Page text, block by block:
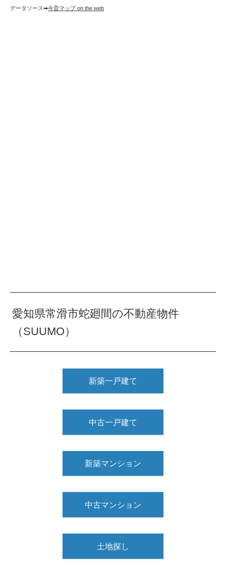
データソース➡︎今昔マップ on the web
愛知県常滑市蛇廻間の不動産物件
（SUUMO）
新築一戸建て
中古一戸建て
新築マンション
中古マンション
土地探し